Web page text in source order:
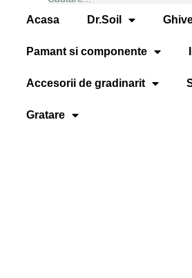
Acasa Dr.Soil
Pamant si componente
Accesorii de gradinarit
Gratare